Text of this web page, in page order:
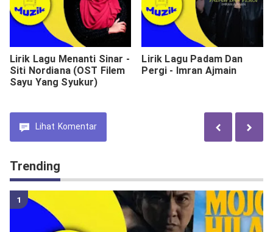
Lirik Lagu Menanti Sinar -
Siti Nordiana (OST Filem
Sayu Yang Syukur)
Lirik Lagu Padam Dan
Pergi - Imran Ajmain
Lihat Komentar
Trending